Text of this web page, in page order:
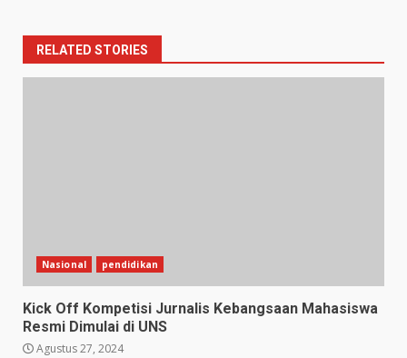
RELATED STORIES
Nasional pendidikan
Kick Off Kompetisi Jurnalis Kebangsaan Mahasiswa
Resmi Dimulai di UNS
Agustus 27, 2024